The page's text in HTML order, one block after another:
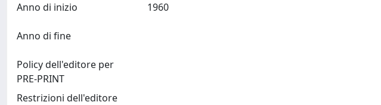
Anno di inizio
Anno di fine
Policy dell'editore per
PRE-PRINT
Restrizioni dell'editore